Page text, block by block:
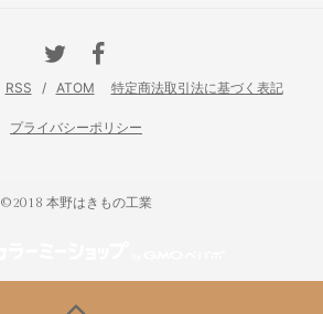
RSS / ATOM 特定商法取引法に基づく表記
プライバシーポリシー
©2018 本野はきもの工業